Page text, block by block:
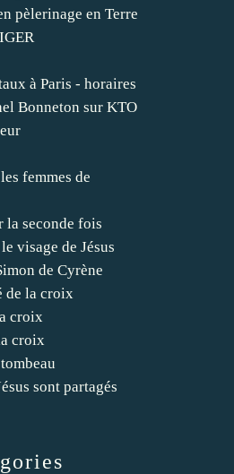
pèlerinage en Terre
à Paris - horaires
Bonneton sur KTO
femmes de
la seconde fois
visage de Jésus
de Cyrène
de la croix
croix
croix
sont partagés